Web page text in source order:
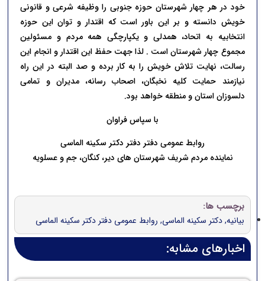
خود در هر چهار شهرستان حوزه جنوبی را وظیفه شرعی و قانونی
خویش دانسته و بر این باور است که اقتدار و توان این حوزه
انتخابیه به اتحاد، همدلی و یکپارچگی همه مردم و مسئولین
مجموع چهار شهرستان است . لذا جهت حفظ این اقتدار و انجام این
رسالت، نهایت تلاش خویش را به کار برده و صد البته در این راه
نیازمند حمایت کلیه نخبگان، اصحاب رسانه، مدیران و تمامی
دلسوزان استان و منطقه خواهد بود.
با سپاس فراوان
روابط عمومی دفتر دفتر دکتر سکینه الماسی
نماینده مردم شریف شهرستان های دیر، کنگان، جم و عسلویه
برچسب ها:
بیانیه,دکتر سکینه الماسی, روابط عمومی دفتر دکتر سکینه الماسی
اخبارهای مشابه: